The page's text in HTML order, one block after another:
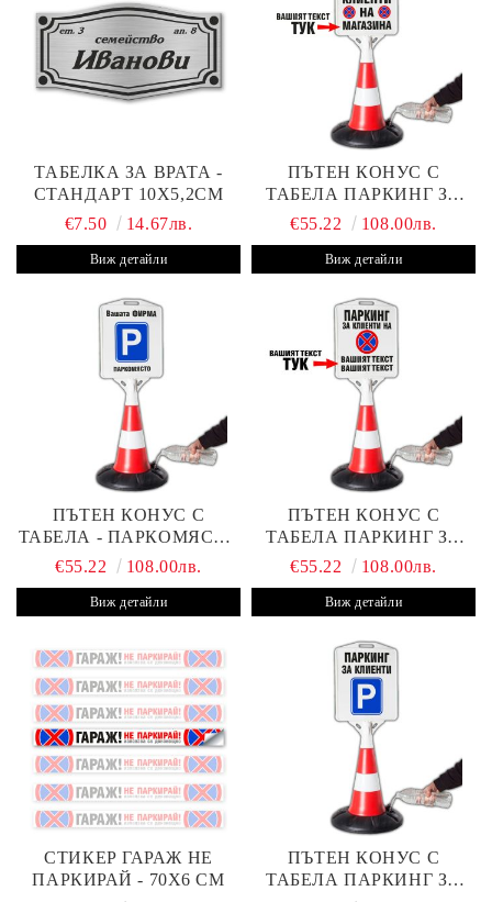
ТАБЕЛКА ЗА ВРАТА -
СТАНДАРТ 10Х5,2СМ
€7.50
14.67лв.
Виж детайли
ПЪТЕН КОНУС С
ТАБЕЛА ПАРКИНГ ЗА
КЛИЕНТИ
€55.22 108.00лв.
Виж детайли
ПЪТЕН КОНУС С
ТАБЕЛА - ПАРКОМЯСТО
(С ВАШАТА ФИРМА)
€55.22 108.00лв.
Виж детайли
ПЪТЕН КОНУС С
ТАБЕЛА ПАРКИНГ ЗА
КЛИЕНТИ С ВАШ ТЕКСТ
€55.22 108.00лв.
Виж детайли
СТИКЕР ГАРАЖ НЕ
ПАРКИРАЙ - 70Х6 СМ
ПЪТЕН КОНУС С
ТАБЕЛА ПАРКИНГ ЗА